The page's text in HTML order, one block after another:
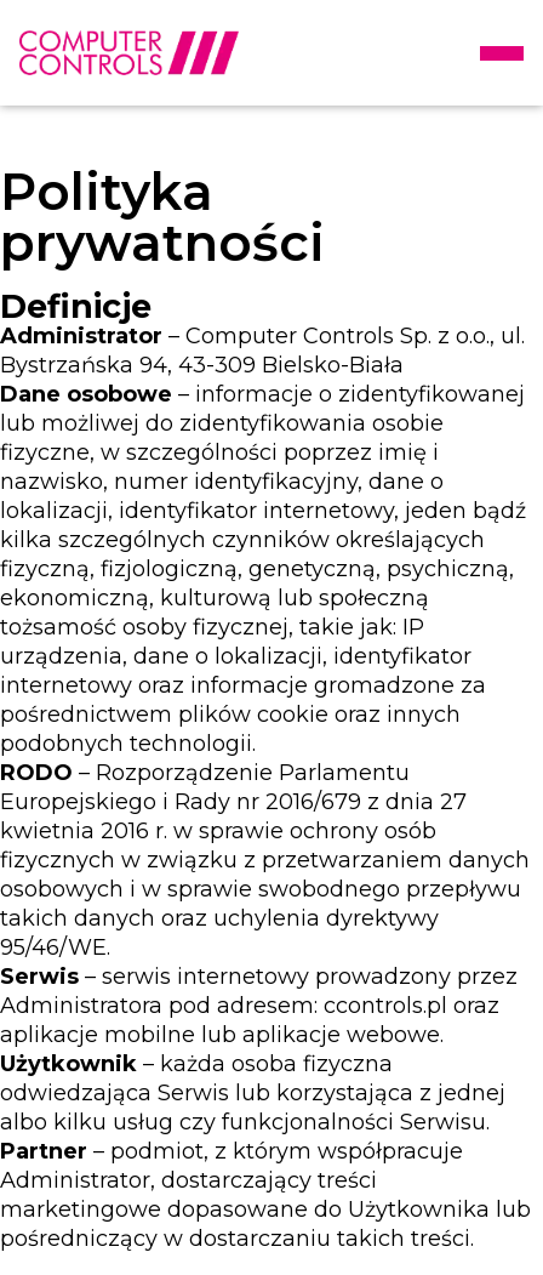
Polityka
prywatności
Definicje
Administrator – Computer Controls Sp. z o.o., ul.
Bystrzańska 94, 43-309 Bielsko-Biała
Dane osobowe – informacje o zidentyfikowanej
lub możliwej do zidentyfikowania osobie
fizyczne, w szczególności poprzez imię i
nazwisko, numer identyfikacyjny, dane o
lokalizacji, identyfikator internetowy, jeden bądź
kilka szczególnych czynników określających
fizyczną, fizjologiczną, genetyczną, psychiczną,
ekonomiczną, kulturową lub społeczną
tożsamość osoby fizycznej, takie jak: IP
urządzenia, dane o lokalizacji, identyfikator
internetowy oraz informacje gromadzone za
pośrednictwem plików cookie oraz innych
podobnych technologii.
RODO – Rozporządzenie Parlamentu
Europejskiego i Rady nr 2016/679 z dnia 27
kwietnia 2016 r. w sprawie ochrony osób
fizycznych w związku z przetwarzaniem danych
osobowych i w sprawie swobodnego przepływu
takich danych oraz uchylenia dyrektywy
95/46/WE.
Serwis – serwis internetowy prowadzony przez
Administratora pod adresem: ccontrols.pl oraz
aplikacje mobilne lub aplikacje webowe.
Użytkownik – każda osoba fizyczna
odwiedzająca Serwis lub korzystająca z jednej
albo kilku usług czy funkcjonalności Serwisu.
Partner – podmiot, z którym współpracuje
Administrator, dostarczający treści
marketingowe dopasowane do Użytkownika lub
pośredniczący w dostarczaniu takich treści.